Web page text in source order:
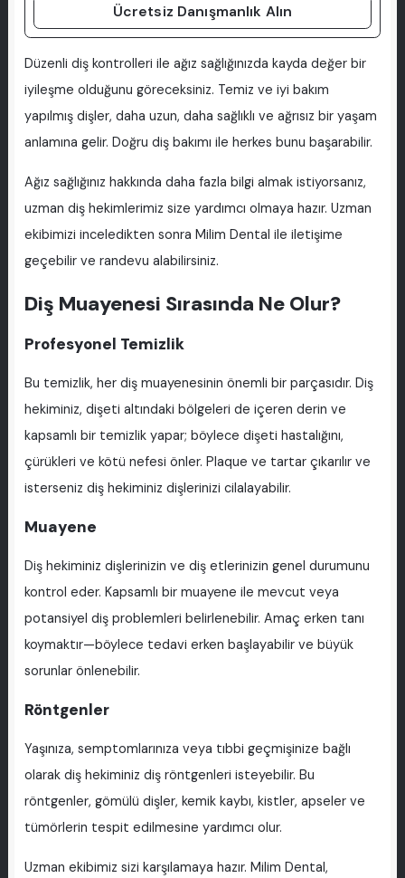
Ücretsiz Danışmanlık Alın
Düzenli diş kontrolleri ile ağız sağlığınızda kayda değer bir
iyileşme olduğunu göreceksiniz. Temiz ve iyi bakım
yapılmış dişler, daha uzun, daha sağlıklı ve ağrısız bir yaşam
anlamına gelir. Doğru diş bakımı ile herkes bunu başarabilir.
Ağız sağlığınız hakkında daha fazla bilgi almak istiyorsanız,
uzman diş hekimlerimiz size yardımcı olmaya hazır. Uzman
ekibimizi inceledikten sonra Milim Dental ile iletişime
geçebilir ve randevu alabilirsiniz.
Diş Muayenesi Sırasında Ne Olur?
Profesyonel Temizlik
Bu temizlik, her diş muayenesinin önemli bir parçasıdır. Diş
hekiminiz, dişeti altındaki bölgeleri de içeren derin ve
kapsamlı bir temizlik yapar; böylece dişeti hastalığını,
çürükleri ve kötü nefesi önler. Plaque ve tartar çıkarılır ve
isterseniz diş hekiminiz dişlerinizi cilalayabilir.
Muayene
Diş hekiminiz dişlerinizin ve diş etlerinizin genel durumunu
kontrol eder. Kapsamlı bir muayene ile mevcut veya
potansiyel diş problemleri belirlenebilir. Amaç erken tanı
koymaktır—böylece tedavi erken başlayabilir ve büyük
sorunlar önlenebilir.
Röntgenler
Yaşınıza, semptomlarınıza veya tıbbi geçmişinize bağlı
olarak diş hekiminiz diş röntgenleri isteyebilir. Bu
röntgenler, gömülü dişler, kemik kaybı, kistler, apseler ve
tümörlerin tespit edilmesine yardımcı olur.
Uzman ekibimiz sizi karşılamaya hazır. Milim Dental,